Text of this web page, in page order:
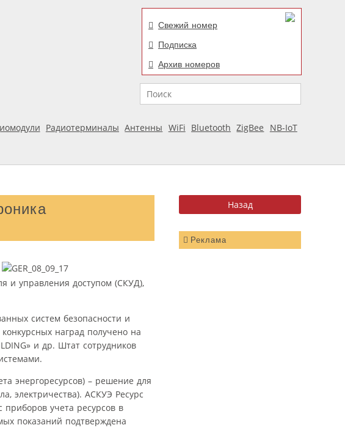
Свежий номер
Подписка
Архив номеров
Поиск
Радиотерминалы Антенны WiFi Bluetooth ZigBee
NB-IoT
Реклама
и управления доступом (СКУД),
систем безопасности и
наград получено на
и др. Штат сотрудников
энергоресурсов) – решение для
электричества). АСКУЭ Ресурс
учета ресурсов в
показаний подтверждена